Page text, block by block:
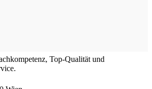
Top-Qualität und